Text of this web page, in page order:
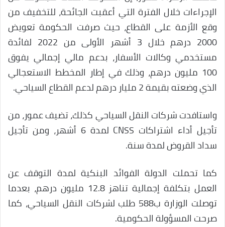
الإجراءات خلال الفترة التي أعقبت الجائحة، للتخفيف من
وقع الأزمة على القطاع، حيث صرفت الحكومة تعويض
2000 درهم خلال 3 أشهر الأولى من 2022 لفائدة
مستخدمي وكالات الأسفار، بدعم مالي إجمالي يفوق
100 مليون درهم، وذلك في إطار المخطط الاستعجالي
الذي وضعته بقيمة 2 مليار درهم لدعم القطاع السياحي.
واستافدت شركات النقل السياحي كذلك، تضيف عمور، من
تأجيل أداء اشتراكات CNSS لمدة 6 أشهر، ومن تأجيل
سداد القروض لمدة سنة.
كما تحملت الدولة الفوائد البنكية لمدة التوقف عن
العمل بتكلفة إجمالية تناهز 12.8 مليون درهم، بعدما
توصلت الوزارة ب588 طلب لشركات النقل السياحي، كما
صرحت المسؤولة الحكومية.